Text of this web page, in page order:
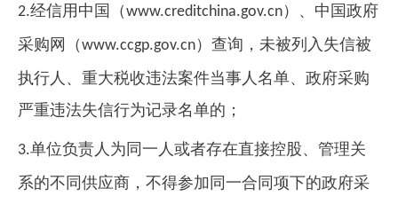
2.经信用中国（www.creditchina.gov.cn）、中国政府
采购网（www.ccgp.gov.cn）查询，未被列入失信被
执行人、重大税收违法案件当事人名单、政府采购
严重违法失信行为记录名单的；
3.单位负责人为同一人或者存在直接控股、管理关
系的不同供应商，不得参加同一合同项下的政府采